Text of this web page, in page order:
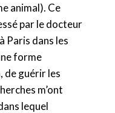
animal). Ce
par le docteur
Paris dans les
forme
de guérir les
m’ont
lequel